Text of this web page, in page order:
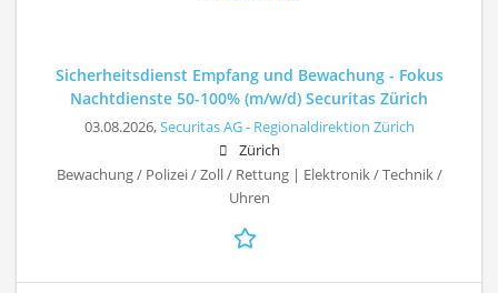
Sicherheitsdienst Empfang und Bewachung - Fokus
Nachtdienste 50-100% (m/w/d) Securitas Zürich
03.08.2026,Securitas AG - Regionaldirektion Zürich
Zürich
Bewachung / Polizei / Zoll / Rettung | Elektronik / Technik /
Uhren